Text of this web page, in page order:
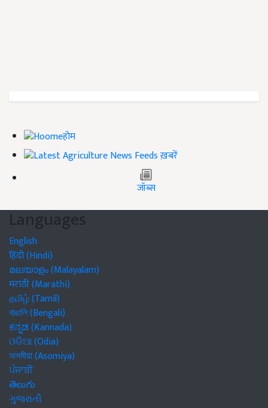
होम
ख़बरें
जॉब्स
Languages
English
हिंदी (Hindi)
മലയാളം (Malayalam)
मराठी (Marathi)
தமிழ் (Tamil)
বাঙালি (Bengali)
ಕನ್ನಡ (Kannada)
ଓଡିଆ (Odia)
অসমীয়া (Asomiya)
ਪੰਜਾਬੀ
తెలుగు
ગુજરાતી